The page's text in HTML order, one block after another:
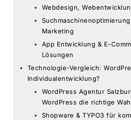
Webdesign,
Marketing
App Entwicklung & E-
Lösungen
Technologie-Vergleich:
Individualentwicklung?
WordPress Agentur
WordPress die richtige
Shopware & TYPO3 für